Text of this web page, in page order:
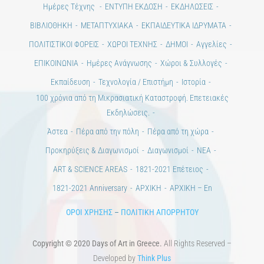
Ημέρες Τέχνης ΕΝΤΥΠΗ ΕΚΔΟΣΗ
ΕΚΔΗΛΩΣΕΙΣ
ΒΙΒΛΙΟΘΗΚΗ
ΜΕΤΑΠΤΥΧΙΑΚΑ
ΕΚΠΑΙΔΕΥΤΙΚΑ ΙΔΡΥΜΑΤΑ
ΠΟΛΙΤΙΣΤΙΚΟΙ ΦΟΡΕΙΣ
ΧΩΡΟΙ ΤΕΧΝΗΣ ΔΗΜΟΙ
Αγγελίες
ΕΠΙΚΟΙΝΩΝΙΑ
Ημέρες Ανάγνωσης
Χώροι & Συλλογές
Εκπαίδευση
Τεχνολογία / Επιστήμη
Ιστορία
100 χρόνια από τη Μικρασιατική Καταστροφή. Επετειακές
Εκδηλώσεις.
Άστεα
Πέρα από την πόλη
Πέρα από τη χώρα
Προκηρύξεις & Διαγωνισμοί
Διαγωνισμοί
ΝΕΑ
ART & SCIENCE AREAS
1821-2021 Επέτειος
1821-2021 Anniversary
ΑΡΧΙΚΗ ΑΡΧΙΚΗ – En
ΟΡΟΙ ΧΡΗΣΗΣ– ΠΟΛΙΤΙΚΗ ΑΠΟΡΡΗΤΟΥ
Copyright © 2020 Days of Art in Greece. All Rights Reserved –
Developed byThink Plus